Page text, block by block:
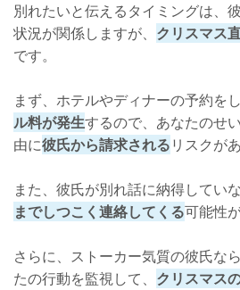
別れたいと伝えるタイミングは、
状況が関係しますが、 クリスマス
です。
まず、ホテルやディナーの予約を
ル料が発生するので、あなたのせ
由に彼氏から請求されるリスクが
また、彼氏が別れ話に納得していな
までしつこく連絡してくる可能性
さらに、ストーカー気質の彼氏な
たの行動を監視して、 クリスマス